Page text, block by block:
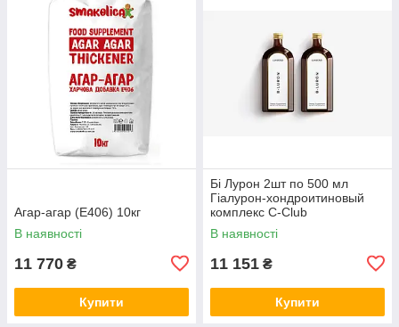
Агар-агар (Е406) 10кг
В наявності
11 770 ₴
Купити
Бі Лурон 2шт по 500 мл
Гіалурон-хондроитиновый
комплекс С-Club
В наявності
11 151 ₴
Купити